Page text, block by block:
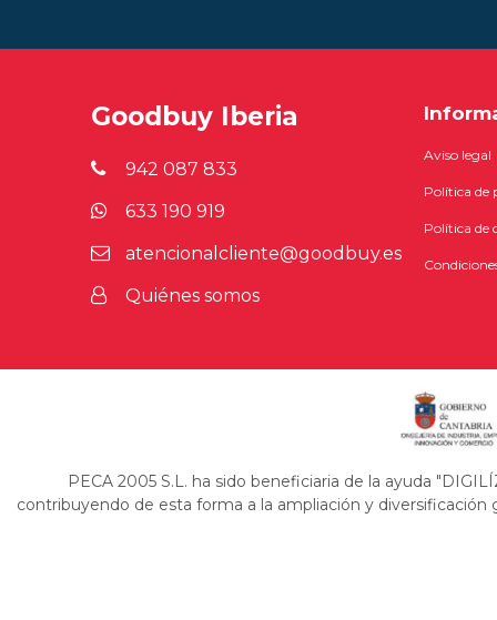
Goodbuy Iberia
942 087 833
633 190 919
atencionalcliente@goodbuy.es
Quiénes somos
Aviso legal
Política de
Política de
PECA 2005 S.L. ha sido beneficiaria de la ayuda
contribuyendo de esta forma a la ampliación y